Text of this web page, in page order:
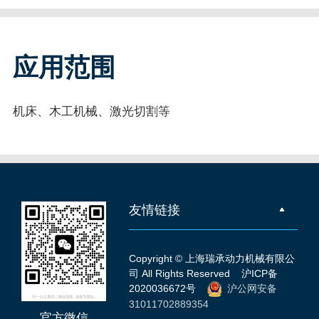
应用范围
机床、木工机械、激光切割等
友情链接
Copyright © 上海瑞承动力机械有限公
司 All Rights Reserved沪ICP备
2020036672号
沪公网安备
31011702889354